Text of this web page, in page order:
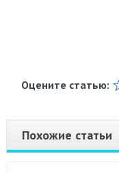
Оцените статью:
Похожие статьи